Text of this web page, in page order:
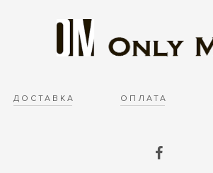
ДОСТАВКА ОПЛАТА